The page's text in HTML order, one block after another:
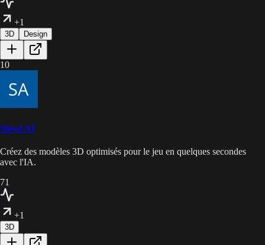
+1
3D Design
10
Sloyd AI
Créez des modèles 3D optimisés pour le jeu en quelques secondes
avec l'IA.
71
+1
3D